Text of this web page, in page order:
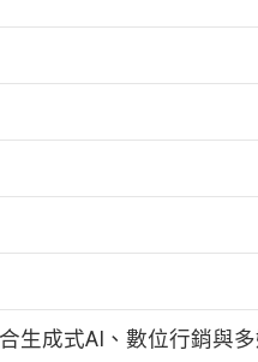
生成式AI、數位行銷與